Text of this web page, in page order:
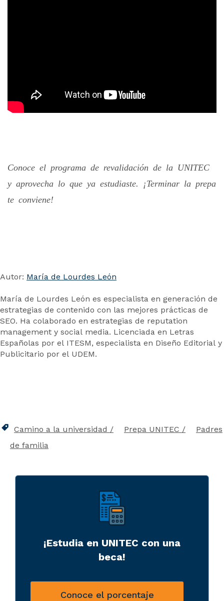
Conoce el programa de revalidación de la UNITEC
y aprovecha lo que ya estudiaste. ¡Terminar la prepa
te conviene!
Autor: María de Lourdes León
María de Lourdes León es especialista en generación de
estrategias de contenido con las mejores prácticas de
SEO. Ha colaborado en estrategias de reputation
management y social media. Licenciada en Letras
Españolas por el ITESM, especialista en Diseño Editorial y
Publicitario por el UDEM.
Camino a la universidad Prepa UNITEC
Padres
de familia
¡Estudia en UNITEC con una
beca!
Conoce el porcentaje